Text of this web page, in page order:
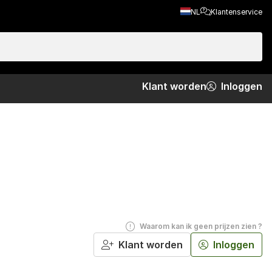
NL Klantenservice
Klant worden Inloggen
Waarom kan ik geen prijzen zien ?
Klant worden Inloggen